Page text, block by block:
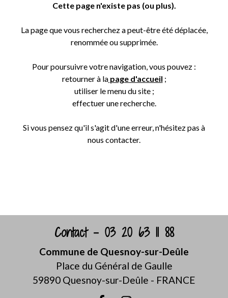
Cette page n'existe pas (ou plus).
La page que vous recherchez a peut-être été déplacée,
renommée ou supprimée.
Pour poursuivre votre navigation, vous pouvez :
retourner à la page d'accueil ;
utiliser le menu du site ;
effectuer une recherche.
Si vous pensez qu'il s'agit d'une erreur, n'hésitez pas à
nous contacter.
Contact - 03 20 63 11 88
Commune de Quesnoy-sur-Deûle
Place du Général de Gaulle
59890 Quesnoy-sur-Deûle - FRANCE